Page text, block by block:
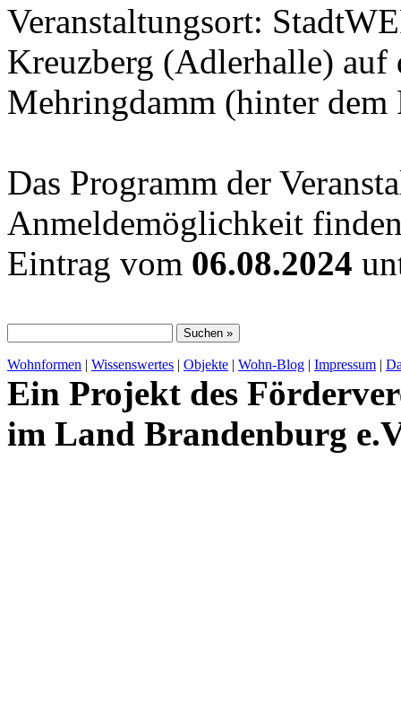
Veranstaltungsort:
Kreuzberg (Adlerhalle) auf
Mehringdamm (hinter
Das Programm der
Anmeldemöglichkeit
Eintrag vom 06.08.2024
Wohnformen | Wissenswertes | Objekte | Wohn-Blog | Impressum |
Ein Projekt des
im Land Brandenburg